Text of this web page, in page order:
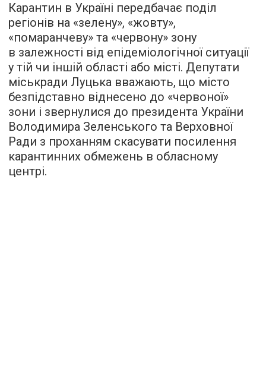
Карантин в Україні передбачає поділ
регіонів на «зелену», «жовту»,
«помаранчеву» та «червону» зону
в залежності від епідеміологічної ситуації
у тій чи іншій області або місті. Депутати
міськради Луцька вважають, що місто
безпідставно віднесено до «червоної»
зони і звернулися до президента України
Володимира Зеленського та Верховної
Ради з проханням скасувати посилення
карантинних обмежень в обласному
центрі.